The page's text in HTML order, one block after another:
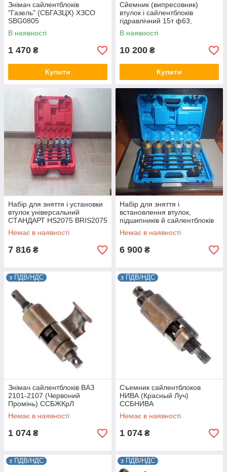
Знімач сайлентблоків
"Газель" (СБГАЗЦХ) ХЗСО
SBG0805
В наявності
1 470 ₴
Купити
Сйемник (випресовник)
втулок і сайлентблоків
гідравлічний 15т ф63,
ф76,ф80, ф89,ф100,ф114
ALLOID HHK-15
В наявності
10 200 ₴
Купити
Набір для зняття і установки
втулок універсальний
СТАНДАРТ HS2075 BRIS2075
Немає в наявності
7 816 ₴
Набір для зняття і
встановлення втулок,
підшипників й сайлентблоків
універсальний 26пр. (М10,
М12, М14, М16)
Немає в наявності
6 900 ₴
з ПДВ/НДС
Знімач сайлентблоків ВАЗ
2101-2107 (Червоний
Промінь) ССБЖКрЛ
Немає в наявності
1 074 ₴
з ПДВ/НДС
Съемник сайлентблоков
НИВА (Красный Луч)
ССБНИВА
Немає в наявності
1 074 ₴
з ПДВ/НДС з ПДВ/НДС